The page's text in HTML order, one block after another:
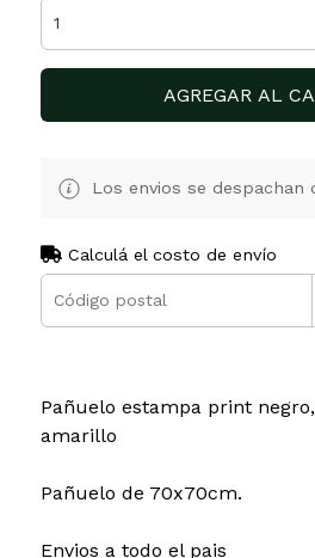
AGREGAR AL
Los envios se despachan
Calculá el costo de envío
Pañuelo estampa print
amarillo
Pañuelo de 70x70cm.
Envios a todo el pais